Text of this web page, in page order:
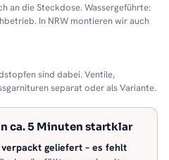
an die Steckdose. Wassergeführte:
In NRW montieren wir auch
sind dabei. Ventile,
separat oder als Variante.
ca. 5 Minuten startklar
geliefert – es fehlt